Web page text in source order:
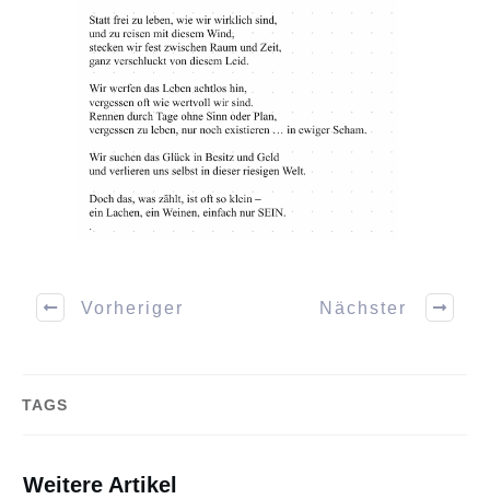
Vorheriger Nächster
TAGS
Weitere Artikel